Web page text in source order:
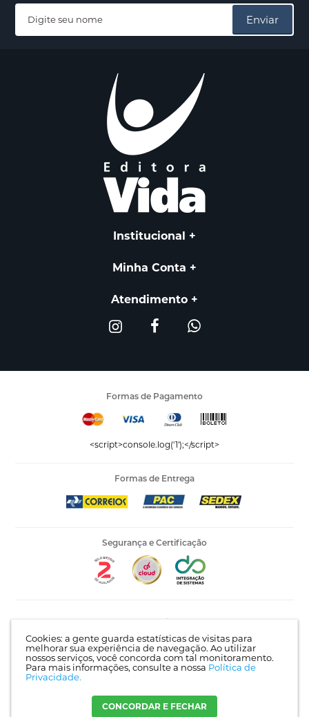
Cookies: a gente guarda estatísticas de visitas para
melhorar sua experiência de navegação. Ao utilizar
nossos serviços, você concorda com tal monitoramento.
Para mais informações, consulte a nossa Política de
Privacidade.
CONCORDAR E FECHAR
Enviar
Institucional
Minha Conta
Atendimento
Formas de Pagamento
<script>console.log('1');</script>
Formas de Entrega
Segurança e Certificação
Editora Vida LTDA - 53.535.423/0005-04 | AV Recife, 841 -
Guarulhos - SP | CEP 07215-030 |Mapa do site
Crie sua loja virtualcom a melhor empresa de e-commerce do
Brasil.